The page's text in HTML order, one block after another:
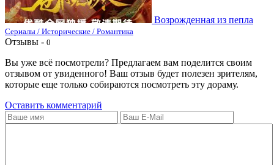
Возрожденная из пепла
Сериалы / Исторические / Романтика
Отзывы - 0
Вы уже всё посмотрели? Предлагаем вам поделится своим
отзывом от увиденного! Ваш отзыв будет полезен зрителям,
которые еще только собираются посмотреть эту дораму.
Оставить комментарий